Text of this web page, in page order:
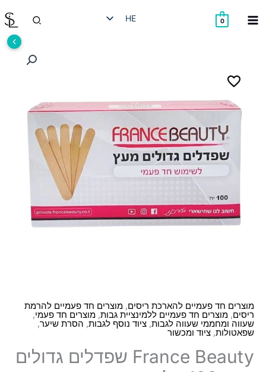
לתוכן
0
HE
חיפוש
מוצרים חד פעמיים להארכת ריסים, מוצרים חד פעמיים להרמת
ריסים, מוצרים חד פעמיים ללמינציית גבות, מוצרים חד פעמי,
שעווה ומחממי שעווה לגבות, ציוד נוסף לגבות, הסרת שיער,
שפאטולות, ציוד ומכשור
France Beauty שפדלים גדולים